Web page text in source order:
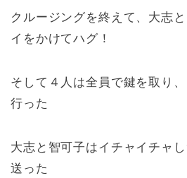
クルージングを終えて、大志
イをかけてハグ！
そして４人は全員で鍵を取り
行った
大志と智可子はイチャイチャ
送った